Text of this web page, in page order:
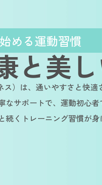
める運動習慣
と美
）は、通いやすさと快適
サポートで、運動初心者
くトレーニング習慣が身